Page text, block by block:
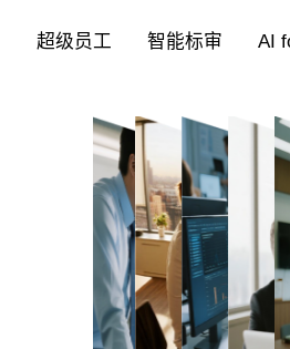
超级员工 智能标审 AI